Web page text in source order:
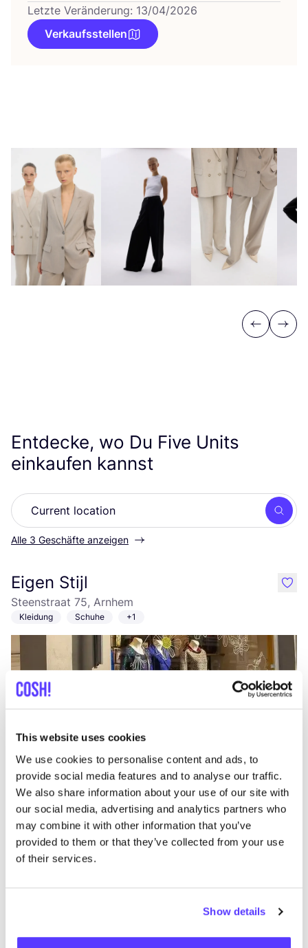
This website uses cookies
We use cookies to personalise content and ads, to
provide social media features and to analyse our traffic.
We also share information about your use of our site with
our social media, advertising and analytics partners who
may combine it with other information that you’ve
provided to them or that they’ve collected from your use
of their services.
Show details
Letzte Veränderung: 13/04/2026
Verkaufsstellen
Previous
Next
Entdecke, wo Du Five Units
einkaufen kannst
Alle 3 Geschäfte anzeigen
Eigen Stijl
Steenstraat 75, Arnhem
Kleidung Schuhe +1
Zur Route hinzufügen Besuche Webshop
like
Eigen Stijl X King Louie
Bakkerstraat 11, Arnhem
Secondhand Kleidung